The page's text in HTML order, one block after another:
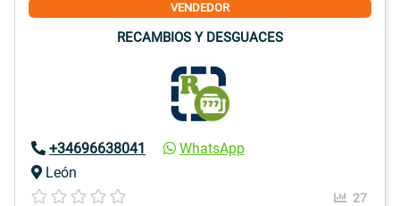
VENDEDOR
RECAMBIOS Y DESGUACES
+34696638041
WhatsApp
León
27